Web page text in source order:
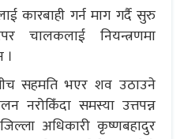
कारबाही गर्न माग गर्दै सुरु
चालकलाई नियन्त्रणमा
सहमति भएर शव उठाउने
नरोकिँदा समस्या उत्तपन्न
अधिकारी कृष्णबहादुर